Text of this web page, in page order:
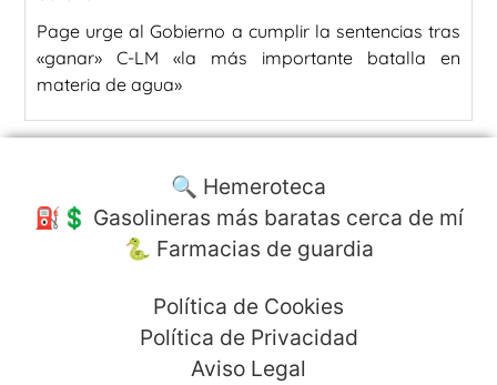
Page urge al Gobierno a cumplir la sentencias tras
«ganar» C-LM «la más importante batalla en
materia de agua»
🔍 Hemeroteca
⛽️💲 Gasolineras más baratas cerca de mí
🐍 Farmacias de guardia
Política de Cookies
Política de Privacidad
Aviso Legal